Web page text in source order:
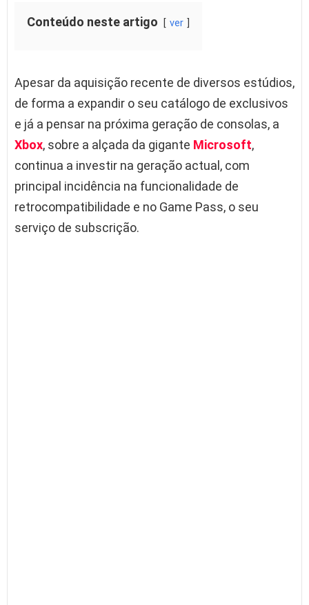
Conteúdo neste artigo ver
Apesar da aquisição recente de diversos estúdios,
de forma a expandir o seu catálogo de exclusivos
e já a pensar na próxima geração de consolas, a
Xbox, sobre a alçada da gigante Microsoft,
continua a investir na geração actual, com
principal incidência na funcionalidade de
retrocompatibilidade e no Game Pass, o seu
serviço de subscrição.